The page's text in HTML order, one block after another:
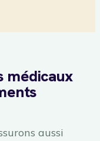
médicaux
aussi